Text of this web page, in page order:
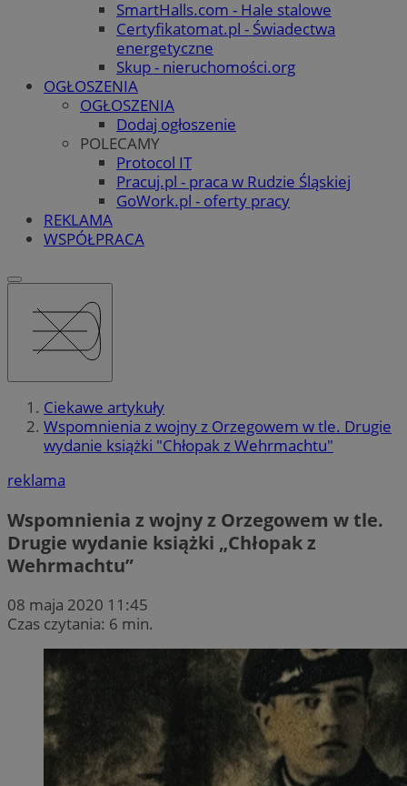
SmartHalls.com - Hale stalowe
Certyfikatomat.pl - Świadectwa
energetyczne
Skup - nieruchomości.org
OGŁOSZENIA
OGŁOSZENIA
Dodaj ogłoszenie
POLECAMY
Protocol IT
Pracuj.pl - praca w Rudzie Śląskiej
GoWork.pl - oferty pracy
REKLAMA
WSPÓŁPRACA
Ciekawe artykuły
Wspomnienia z wojny z Orzegowem w tle. Drugie
wydanie książki "Chłopak z Wehrmachtu"
reklama
Wspomnienia z wojny z Orzegowem w tle.
Drugie wydanie książki „Chłopak z
Wehrmachtu”
08 maja 2020 11:45
Czas czytania: 6 min.